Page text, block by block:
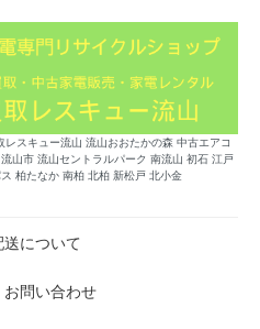
スキュー流山 流山おおたかの森 中古エアコ
山市 流山セントラルパーク 南流山 初石 江戸
柏たなか 南柏 北柏 新松戸 北小金
について
お問い合わせ